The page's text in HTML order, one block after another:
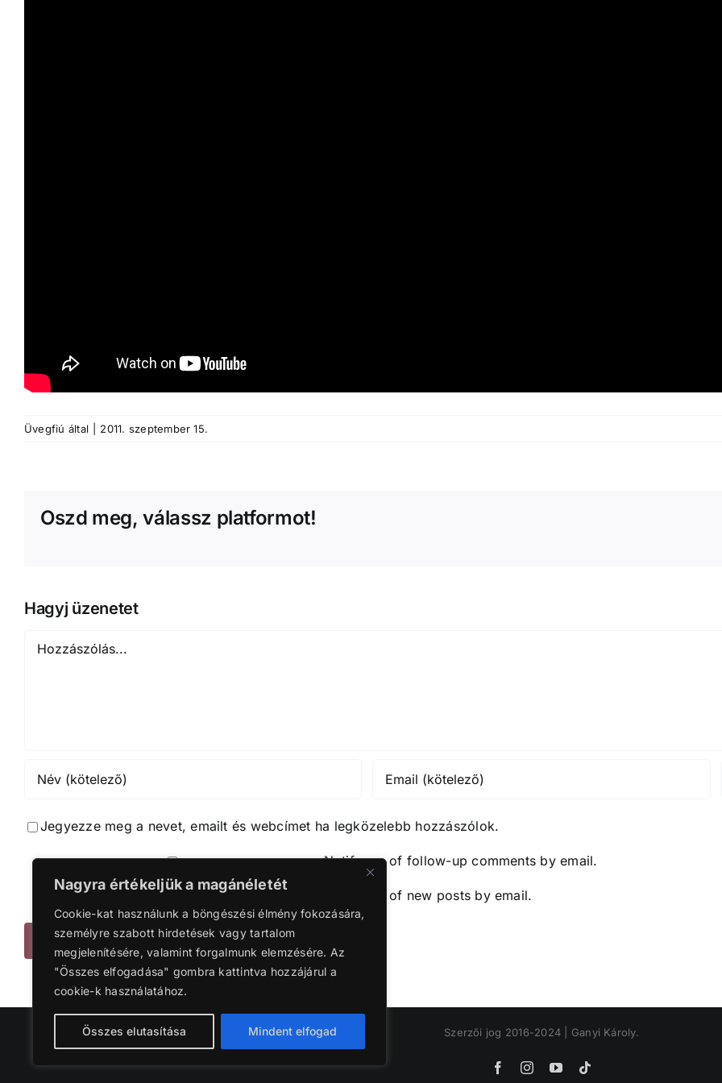
Nagyra értékeljük a magánéletét
Cookie-kat használunk a böngészési élmény fokozására,
személyre szabott hirdetések vagy tartalom
megjelenítésére, valamint forgalmunk elemzésére. Az
"Összes elfogadása" gombra kattintva hozzájárul a
cookie-k használatához.
Összes elutasítása Mindent elfogad
Üvegfiú által 2011. szeptember 15.
Oszd meg, válassz platformot!
Hagyj üzenetet
Hozzászólás
Jegyezze meg a nevet, emailt és webcímet ha legközelebb hozzászólok.
Notify me of follow-up comments by email.
Notify me of new posts by email.
Szerzői jog 2016-2024 | Ganyi Károly.
FacebookInstagramYouTube